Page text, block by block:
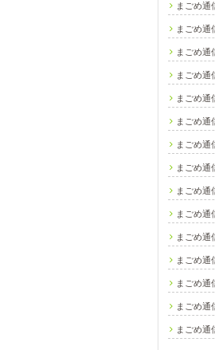
まごめ通
まごめ通
まごめ通
まごめ通
まごめ通
まごめ通
まごめ通
まごめ通
まごめ通
まごめ通
まごめ通
まごめ通
まごめ通
まごめ通
まごめ通